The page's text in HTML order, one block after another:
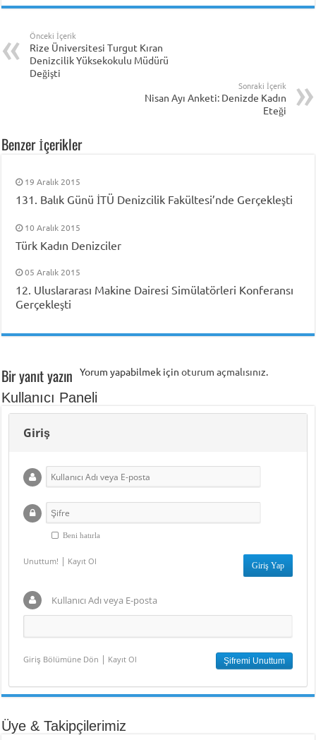
Önceki İçerik
Rize Üniversitesi Turgut Kıran
Denizcilik Yüksekokulu Müdürü
Değişti
Sonraki İçerik
Nisan Ayı Anketi: Denizde Kadın
Eteği
Benzer İçerikler
19 Aralık 2015
131. Balık Günü İTÜ Denizcilik Fakültesi’nde Gerçekleşti
10 Aralık 2015
Türk Kadın Denizciler
05 Aralık 2015
12. Uluslararası Makine Dairesi Simülatörleri Konferansı
Gerçekleşti
Bir yanıt yazın Yorum yapabilmek içinoturum açmalısınız
Kullanıcı Paneli
Giriş
Beni hatırla
Unuttum! | Kayıt Ol
Kullanıcı Adı veya E-posta
Giriş Bölümüne Dön | Kayıt Ol
Üye & Takipçilerimiz